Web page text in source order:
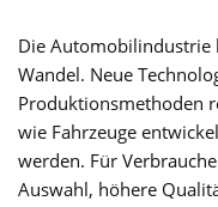
Die Automobilindustrie
Wandel. Neue
Produktionsmethoden
wie Fahrzeuge
werden. Für
Auswahl, höhere